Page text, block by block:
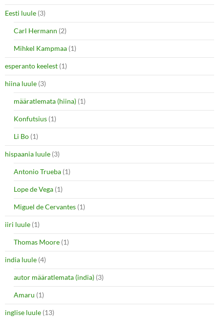
Eesti luule (3)
Carl Hermann (2)
Mihkel Kampmaa (1)
esperanto keelest (1)
hiina luule (3)
määratlemata (hiina) (1)
Konfutsius (1)
Li Bo (1)
hispaania luule (3)
Antonio Trueba (1)
Lope de Vega (1)
Miguel de Cervantes (1)
iiri luule (1)
Thomas Moore (1)
india luule (4)
autor määratlemata (india) (3)
Amaru (1)
inglise luule (13)